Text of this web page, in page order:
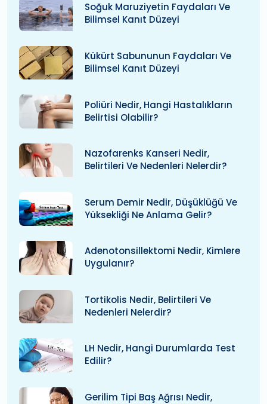
Soğuk Maruziyetin Faydaları Ve
Bilimsel Kanıt Düzeyi
Kükürt Sabununun Faydaları Ve
Bilimsel Kanıt Düzeyi
Poliüri Nedir, Hangi Hastalıkların
Belirtisi Olabilir?
Nazofarenks Kanseri Nedir,
Belirtileri Ve Nedenleri Nelerdir?
Serum Demir Nedir, Düşüklüğü Ve
Yüksekliği Ne Anlama Gelir?
Adenotonsillektomi Nedir, Kimlere
Uygulanır?
Tortikolis Nedir, Belirtileri Ve
Nedenleri Nelerdir?
LH Nedir, Hangi Durumlarda Test
Edilir?
Gerilim Tipi Baş Ağrısı Nedir,